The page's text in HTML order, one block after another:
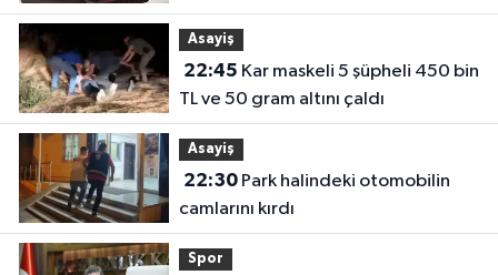
olmuyor"
Asayiş
22:45
TL ve 50 gram altını çaldı
Asayiş
22:30Park halindeki otomobilin
camlarını kırdı
Spor